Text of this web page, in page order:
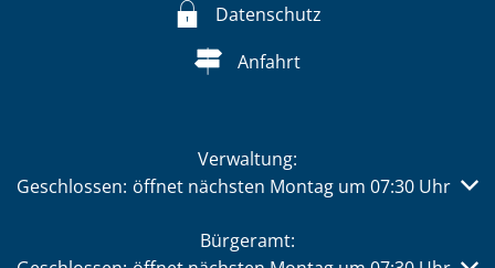
Datenschutz
Anfahrt
Verwaltung:
Klicken, um weitere Öffnungs- oder Schließzeiten
Geschlossen: öffnet nächsten Montag um 07:30 Uhr
Bürgeramt: